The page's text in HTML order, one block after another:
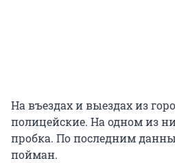
На въездах и выездах из
полицейские. На одном из
пробка. По последним
пойман.